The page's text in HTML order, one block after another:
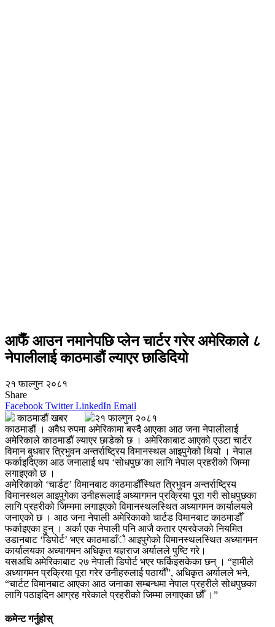
आफैँ आउन नमानेपछि प्लेन चार्टर गरेर अमेरिकाले ८
नेपालीलाई काठमाडौं ल्याएर छाडिदियो
२१ फाल्गुन २०८१
Share
Facebook Twitter LinkedIn Email
काठमाडौं खबर
२१ फाल्गुन २०८१
काठमाडौं । अवैध रुपमा अमेरिकामा बस्दै आएका आठ जना नेपालीलाई
अमेरिकाले काठमाडौं ल्याएर छाडेको छ । अमेरिकाबाट आएको एउटा चार्टर
विमान बुधबार त्रिभुवन अन्तर्राष्ट्रिय विमानस्थल आइपुगेको थियो । नेपाल
फर्काइदिएका आठ जनालाई थप ‘सोधपुछ’का लागि नेपाल प्रहरीको जिम्मा
लगाइएको छ ।
अमेरिकाको ‘चार्डट’ विमानबाट काठमाडौँस्थित त्रिभुवन अन्तर्राष्ट्रिय
विमानस्थल आइपुगेका उनीहरूलाई अध्यागमन प्रक्रिया पूरा गरी सोधपुछका
लागि प्रहरीको जिम्ममा लगाइएको विमानस्थलस्थित अध्यागमन कार्यालयले
जनाएको छ । आठ जना नेपाली अमेरिकाको चार्टड विमानबाट काठमाडौँ
फर्काइएका हुन् । अर्का एक नेपाली पनि आजै कतार एयरवेजको नियमित
उडानबाट ‘डिपोर्ट’ भएर काठमाडाँै आइपुगेको विमानस्थलस्थित अध्यागमन
कार्यालयका अध्यागमन अधिकृत यज्ञराज अर्यालले पुष्टि गरे।
यसअघि अमेरिकाबाट २७ नेपाली डिपोर्ट भएर फर्किइसकेका छन् । “हामीले
अध्यागमन प्रक्रिया पूरा गरेर उनीहरुलाई पठायौँ”, अधिकृत अर्यालले भने,
“चार्टट विमानबाट आएका आठ जनाका सम्बन्धमा नेपाल प्रहरीले सोधपुछका
लागि पठाइदिन आग्रह गरेकाले प्रहरीको जिम्मा लगाएका छौँ ।”
कमेन्ट गर्नुहोस्